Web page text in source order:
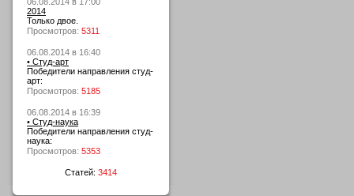
2014
Только двое.
Просмотров: 5311
06.08.2014 в 16:40
• Студ-арт
Победители направления студ-
арт:
Просмотров: 5185
06.08.2014 в 16:39
• Студ-наука
Победители направления студ-
наука:
Просмотров: 5353
Статей: 3414